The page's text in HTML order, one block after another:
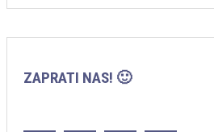
ZAPRATI NAS! 🙂